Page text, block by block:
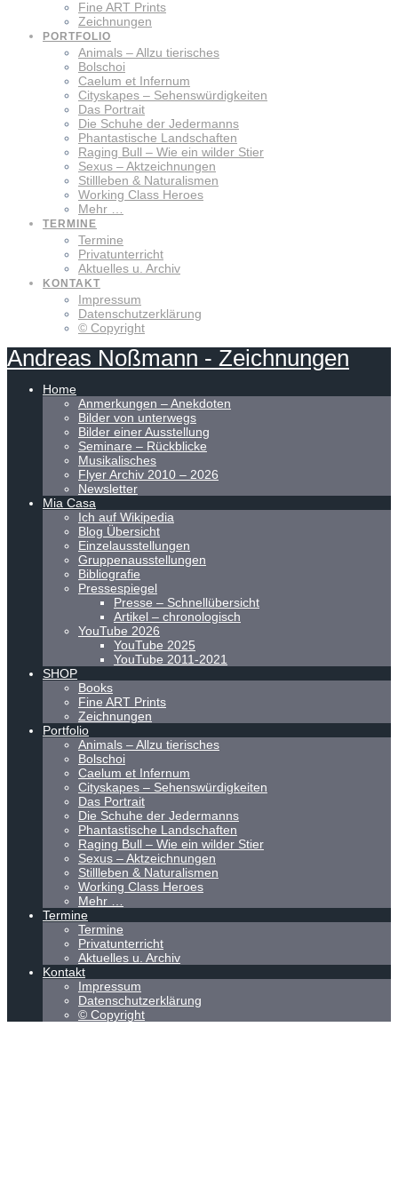
Fine ART Prints
Zeichnungen
PORTFOLIO
Animals – Allzu tierisches
Bolschoi
Caelum et Infernum
Cityskapes – Sehenswürdigkeiten
Das Portrait
Die Schuhe der Jedermanns
Phantastische Landschaften
Raging Bull – Wie ein wilder Stier
Sexus – Aktzeichnungen
Stillleben & Naturalismen
Working Class Heroes
Mehr …
TERMINE
Termine
Privatunterricht
Aktuelles u. Archiv
KONTAKT
Impressum
Datenschutzerklärung
© Copyright
Andreas Noßmann - Zeichnungen
Home
Anmerkungen – Anekdoten
Bilder von unterwegs
Bilder einer Ausstellung
Seminare – Rückblicke
Musikalisches
Flyer Archiv 2010 – 2026
Newsletter
Mia Casa
Ich auf Wikipedia
Blog Übersicht
Einzelausstellungen
Gruppenausstellungen
Bibliografie
Pressespiegel
Presse – Schnellübersicht
Artikel – chronologisch
YouTube 2026
YouTube 2025
YouTube 2011-2021
SHOP
Books
Fine ART Prints
Zeichnungen
Portfolio
Animals – Allzu tierisches
Bolschoi
Caelum et Infernum
Cityskapes – Sehenswürdigkeiten
Das Portrait
Die Schuhe der Jedermanns
Phantastische Landschaften
Raging Bull – Wie ein wilder Stier
Sexus – Aktzeichnungen
Stillleben & Naturalismen
Working Class Heroes
Mehr …
Termine
Termine
Privatunterricht
Aktuelles u. Archiv
Kontakt
Impressum
Datenschutzerklärung
© Copyright